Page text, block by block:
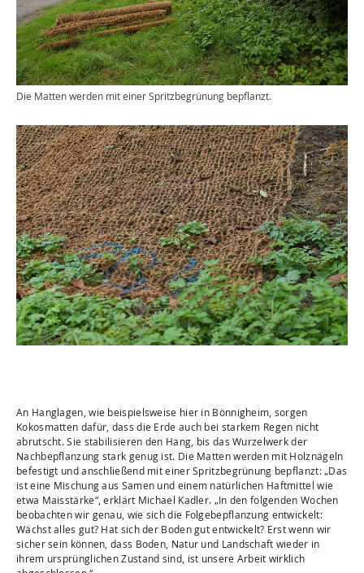
Die Matten werden mit einer Spritzbegrünung bepflanzt.
An Hanglagen, wie beispielsweise hier in Bönnigheim, sorgen
Kokosmatten dafür, dass die Erde auch bei starkem Regen nicht
abrutscht. Sie stabilisieren den Hang, bis das Wurzelwerk der
Nachbepflanzung stark genug ist. Die Matten werden mit Holznägeln
befestigt und anschließend mit einer Spritzbegrünung bepflanzt: „Das
ist eine Mischung aus Samen und einem natürlichen Haftmittel wie
etwa Maisstärke“, erklärt Michael Kadler. „In den folgenden Wochen
beobachten wir genau, wie sich die Folgebepflanzung entwickelt:
Wächst alles gut? Hat sich der Boden gut entwickelt? Erst wenn wir
sicher sein können, dass Boden, Natur und Landschaft wieder in
ihrem ursprünglichen Zustand sind, ist unsere Arbeit wirklich